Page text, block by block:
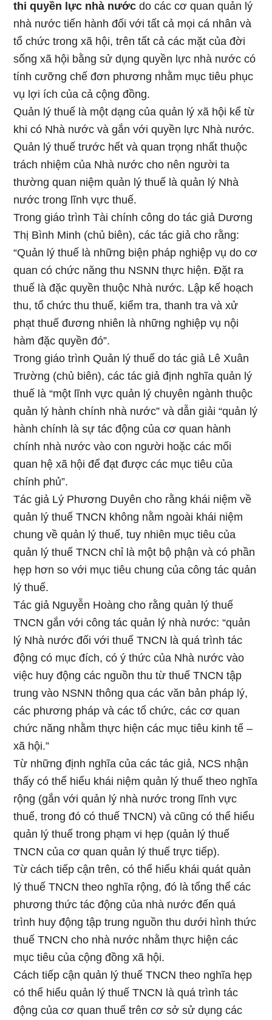
thi quyền lực nhà nước do các cơ quan quản lý
nhà nước tiến hành đối với tất cả mọi cá nhân và
tổ chức trong xã hội, trên tất cả các mặt của đời
sống xã hội bằng sử dụng quyền lực nhà nước có
tính cưỡng chế đơn phương nhằm mục tiêu phục
vụ lợi ích của cả cộng đồng.
Quản lý thuế là một dạng của quản lý xã hội kể từ
khi có Nhà nước và gắn với quyền lực Nhà nước.
Quản lý thuế trước hết và quan trọng nhất thuộc
trách nhiệm của Nhà nước cho nên người ta
thường quan niệm quản lý thuế là quản lý Nhà
nước trong lĩnh vực thuế.
Trong giáo trình Tài chính công do tác giả Dương
Thị Bình Minh (chủ biên), các tác giả cho rằng:
“Quản lý thuế là những biện pháp nghiệp vụ do cơ
quan có chức năng thu NSNN thực hiện. Đặt ra
thuế là đặc quyền thuộc Nhà nước. Lập kế hoạch
thu, tổ chức thu thuế, kiểm tra, thanh tra và xử
phạt thuế đương nhiên là những nghiệp vụ nội
hàm đặc quyền đó”.
Trong giáo trình Quản lý thuế do tác giả Lê Xuân
Trường (chủ biên), các tác giả định nghĩa quản lý
thuế là “một lĩnh vực quản lý chuyên ngành thuộc
quản lý hành chính nhà nước” và dẫn giải “quản lý
hành chính là sự tác động của cơ quan hành
chính nhà nước vào con người hoặc các mối
quan hệ xã hội để đạt được các mục tiêu của
chính phủ”.
Tác giả Lý Phương Duyên cho rằng khái niệm về
quản lý thuế TNCN không nằm ngoài khái niệm
chung về quản lý thuế, tuy nhiên mục tiêu của
quản lý thuế TNCN chỉ là một bộ phận và có phần
hẹp hơn so với mục tiêu chung của công tác quản
lý thuế.
Tác giả Nguyễn Hoàng cho rằng quản lý thuế
TNCN gắn với công tác quản lý nhà nước: “quản
lý Nhà nước đối với thuế TNCN là quá trình tác
động có mục đích, có ý thức của Nhà nước vào
việc huy động các nguồn thu từ thuế TNCN tập
trung vào NSNN thông qua các văn bản pháp lý,
các phương pháp và các tổ chức, các cơ quan
chức năng nhằm thực hiện các mục tiêu kinh tế –
xã hội.”
Từ những định nghĩa của các tác giả, NCS nhận
thấy có thể hiểu khái niệm quản lý thuế theo nghĩa
rộng (gắn với quản lý nhà nước trong lĩnh vực
thuế, trong đó có thuế TNCN) và cũng có thể hiểu
quản lý thuế trong phạm vi hẹp (quản lý thuế
TNCN của cơ quan quản lý thuế trực tiếp).
Từ cách tiếp cận trên, có thể hiểu khái quát quản
lý thuế TNCN theo nghĩa rộng, đó là tổng thể các
phương thức tác động của nhà nước đến quá
trình huy động tập trung nguồn thu dưới hình thức
thuế TNCN cho nhà nước nhằm thực hiện các
mục tiêu của cộng đồng xã hội.
Cách tiếp cận quản lý thuế TNCN theo nghĩa hẹp
có thể hiểu quản lý thuế TNCN là quá trình tác
động của cơ quan thuế trên cơ sở sử dụng các